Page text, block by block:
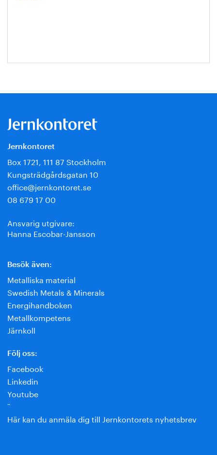
Jernkontoret
Box 1721, 111 87 Stockholm
Kungsträdgårdsgatan 10
office@jernkontoret.se
08 679 17 00
Ansvarig utgivare:
Hanna Escobar-Jansson
Besök även:
Metalliska material
Swedish Metals & Minerals
Energihandboken
Metallkompetens
Järnkoll
Följ oss:
Facebook
Linkedin
Youtube
¨
Här kan du anmäla dig till Jernkontorets nyhetsbrev